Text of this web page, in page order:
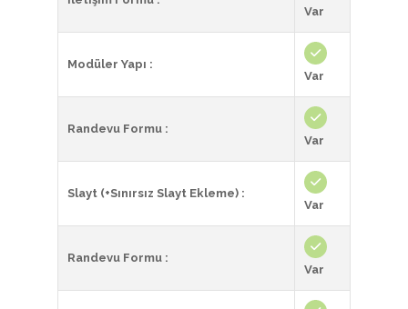
Var
Modüler Yapı :
Var
Randevu Formu :
Var
Slayt (+Sınırsız Slayt Ekleme) :
Var
Randevu Formu :
Var